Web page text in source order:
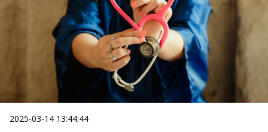
2025-03-14 13:44:44